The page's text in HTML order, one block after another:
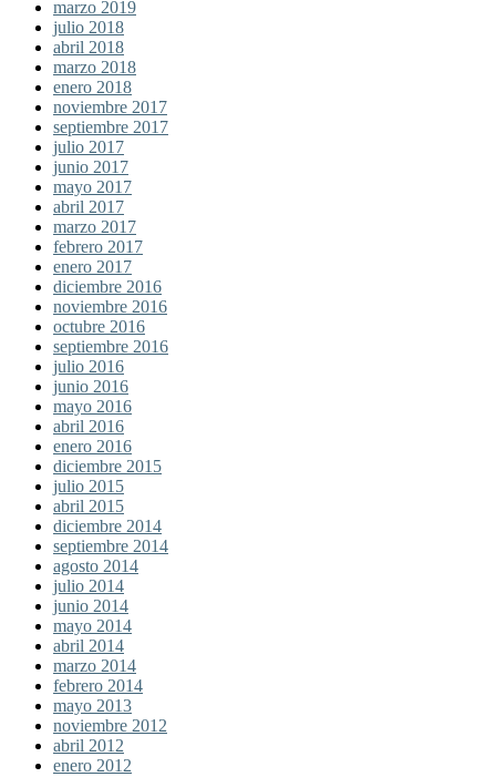
marzo 2019
julio 2018
abril 2018
marzo 2018
enero 2018
noviembre 2017
septiembre 2017
julio 2017
junio 2017
mayo 2017
abril 2017
marzo 2017
febrero 2017
enero 2017
diciembre 2016
noviembre 2016
octubre 2016
septiembre 2016
julio 2016
junio 2016
mayo 2016
abril 2016
enero 2016
diciembre 2015
julio 2015
abril 2015
diciembre 2014
septiembre 2014
agosto 2014
julio 2014
junio 2014
mayo 2014
abril 2014
marzo 2014
febrero 2014
mayo 2013
noviembre 2012
abril 2012
enero 2012